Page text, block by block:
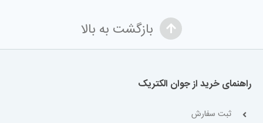
بازگشت به بالا
راهنمای خرید از جوان الکتریک
ثبت سفارش